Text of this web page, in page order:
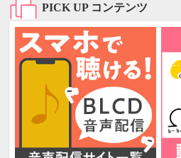
PICK UP コンテンツ